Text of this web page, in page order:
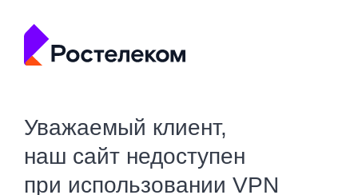
Уважаемый клиент,
наш сайт недоступен
при использовании VPN